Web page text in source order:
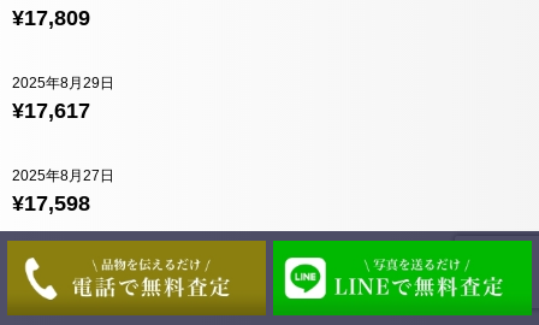
¥17,809
¥17,617
2025年8月29日
¥17,598
2025年8月27日
¥17,493
2025年8月26日